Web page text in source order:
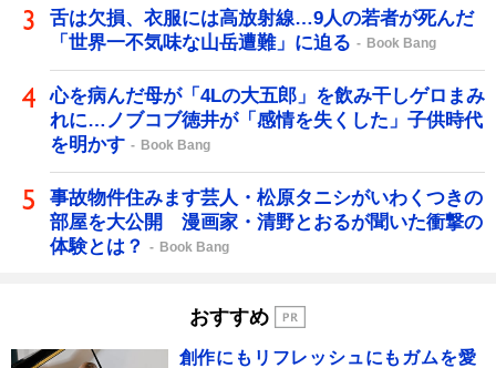
舌は欠損、衣服には高放射線…9人の若者が死んだ
「世界一不気味な山岳遭難」に迫る
Book Bang
心を病んだ母が「4Lの大五郎」を飲み干しゲロまみ
れに…ノブコブ徳井が「感情を失くした」子供時代
を明かす
Book Bang
事故物件住みます芸人・松原タニシがいわくつきの
部屋を大公開 漫画家・清野とおるが聞いた衝撃の
体験とは？
Book Bang
おすすめ
創作にもリフレッシュにもガムを愛